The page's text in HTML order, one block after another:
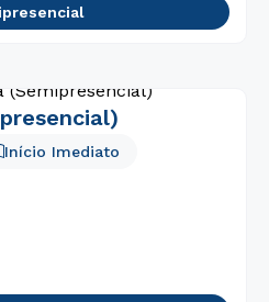
Início Imediato